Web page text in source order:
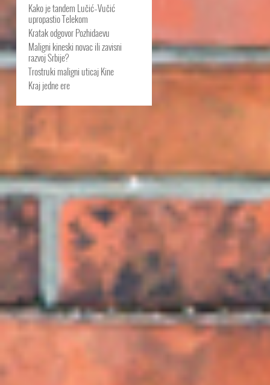
Kako je tandem Lučić–Vučić
upropastio Telekom
Kratak odgovor Pozhidaevu
Maligni kineski novac ili zavisni
razvoj Srbije?
Trostruki maligni uticaj Kine
Kraj jedne ere